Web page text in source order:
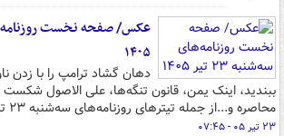
۱۴۰۵
دهان گشاد ترامپ را با زدن
ببندید، اینک یمن، قانون تنگه‌ها، علی الاصول
محاصره و...از جمله تیترهای روزنامه‌های سه‌شنبه ۲۳ تیر ۱۴۰۵ هستند.
۲۳ تیر ۰۵ - ۰۷:۴۵